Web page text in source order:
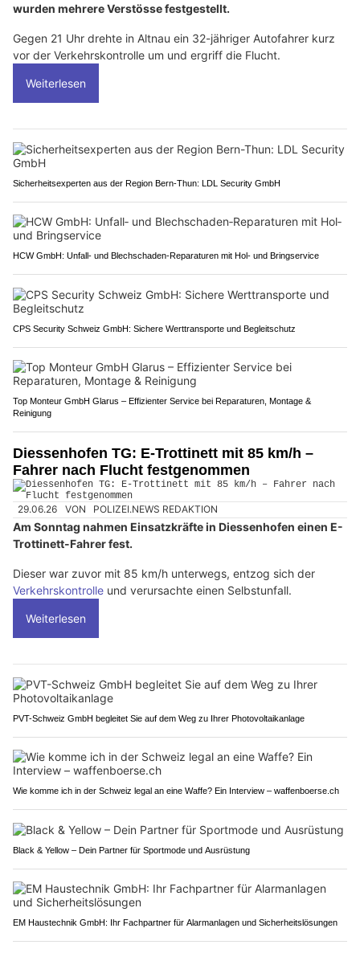
wurden mehrere Verstösse festgestellt.
Gegen 21 Uhr drehte in Altnau ein 32-jähriger Autofahrer kurz
vor der Verkehrskontrolle um und ergriff die Flucht.
Weiterlesen
Sicherheitsexperten aus der Region Bern-Thun: LDL Security GmbH
HCW GmbH: Unfall‑ und Blechschaden‑Reparaturen mit Hol‑ und Bringservice
CPS Security Schweiz GmbH: Sichere Werttransporte und Begleitschutz
Top Monteur GmbH Glarus – Effizienter Service bei Reparaturen, Montage &
Reinigung
Diessenhofen TG: E-Trottinett mit 85 km/h –
Fahrer nach Flucht festgenommen
29.06.26 VON POLIZEI.NEWS REDAKTION
Am Sonntag nahmen Einsatzkräfte in Diessenhofen einen E-
Trottinett-Fahrer fest.
Dieser war zuvor mit 85 km/h unterwegs, entzog sich der
Verkehrskontrolle und verursachte einen Selbstunfall.
Weiterlesen
PVT-Schweiz GmbH begleitet Sie auf dem Weg zu Ihrer Photovoltaikanlage
Wie komme ich in der Schweiz legal an eine Waffe? Ein Interview – waffenboerse.ch
Black & Yellow – Dein Partner für Sportmode und Ausrüstung
EM Haustechnik GmbH: Ihr Fachpartner für Alarmanlagen und Sicherheitslösungen